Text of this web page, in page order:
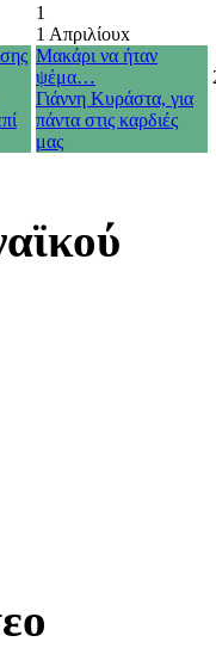
1
1 Απριλίουx
Μακάρι να ήταν
ψέμα…
Γιάννη Κυράστα, για
πάντα στις καρδιές
μας